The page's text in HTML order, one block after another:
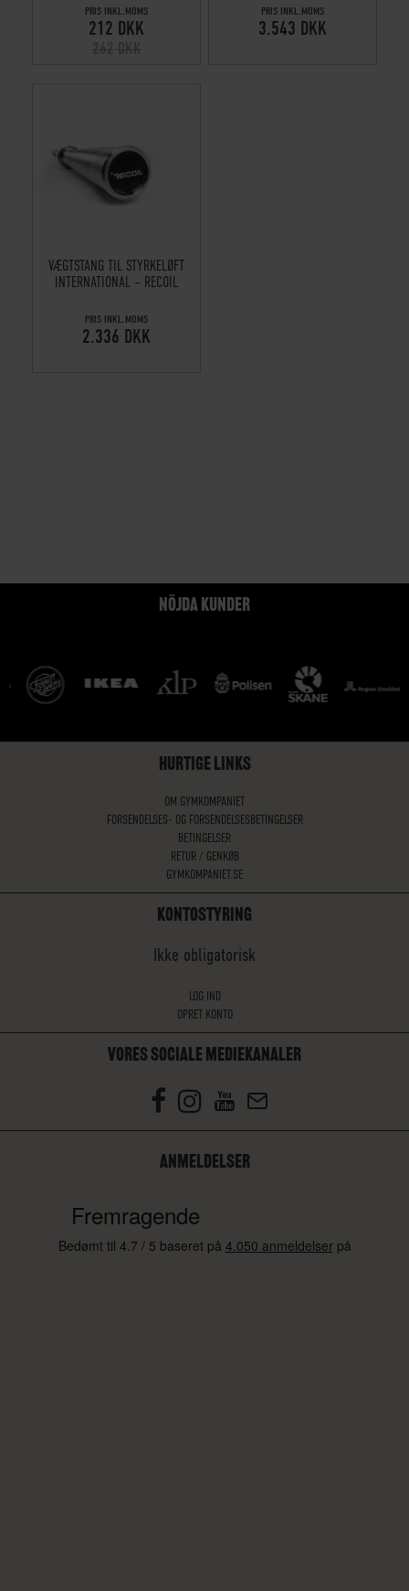
PRIS INKL.MOMS
212 DKK
262 DKK
PRIS INKL.MOMS
3.543 DKK
VÆGTSTANG TIL STYRKELØFT
INTERNATIONAL – RECOIL
PRIS INKL.MOMS
2.336 DKK
NÖJDA KUNDER
HURTIGE LINKS
OM GYMKOMPANIET
FORSENDELSES- OG FORSENDELSESBETINGELSER
BETINGELSER
RETUR / GENKØB
GYMKOMPANIET.SE
KONTOSTYRING
Ikke obligatorisk
LOG IND
OPRET KONTO
VORES SOCIALE MEDIEKANALER
ANMELDELSER